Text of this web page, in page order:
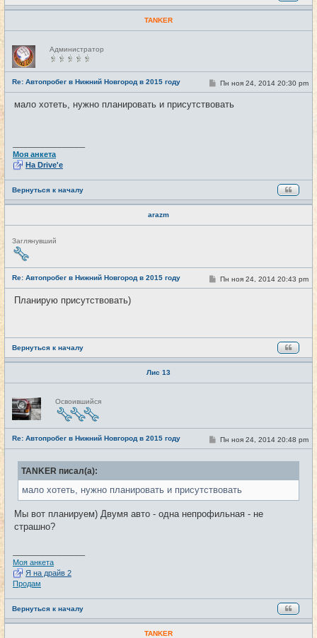
TANKER
Н
е
в
с
е
т
и
Администратор
Re: Автопробег в Нижний Новгород в 2015 году #19
С
о
б
Пн ноя 24, 2014 20:30 pm
мало хотеть, нужно планировать и присутствовать
Моя анкета
На Drive'e
Вернуться к началу
arazm
Н
е
в
т
и
Заглянувший
Re: Автопробег в Нижний Новгород в 2015 году #20
С
о
и
Пн ноя 24, 2014 20:43 pm
Планирую присутствовать)
Вернуться к началу
Лис 13
Н
е
в
с
е
т
и
Освоившийся
Re: Автопробег в Нижний Новгород в 2015 году #21
С
о
е
н
Пн ноя 24, 2014 20:48 pm
TANKER писал(а):
мало хотеть, нужно планировать и присутствовать
Мы вот планируем) Двумя авто - одна непрофильная - не
страшно?
Моя анкета
Я на драйв 2
Продам
Вернуться к началу
TANKER